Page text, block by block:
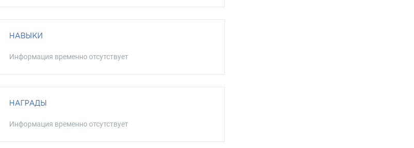
НАВЫКИ
Информация временно отсутствует
НАГРАДЫ
Информация временно отсутствует